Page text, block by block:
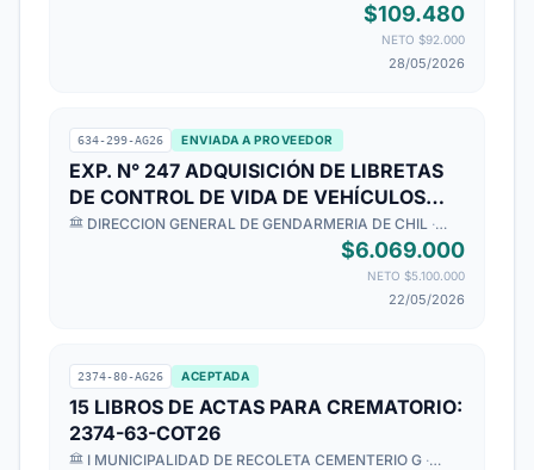
VACUNACIÓN compra ágil: 3328-708-
$109.480
NETO $92.000
28/05/2026
634-299-AG26 ENVIADA A PROVEEDOR
EXP. N° 247 ADQUISICIÓN DE LIBRETAS
DE CONTROL DE VIDA DE VEHÍCULOS
MOTORIZADOS (BITÁCORAS).
DIRECCION GENERAL DE GENDARMERIA DE CHIL ·
$6.069.000
NETO $5.100.000
22/05/2026
2374-80-AG26 ACEPTADA
15 LIBROS DE ACTAS PARA CREMATORIO:
2374-63-COT26
I MUNICIPALIDAD DE RECOLETA CEMENTERIO G ·